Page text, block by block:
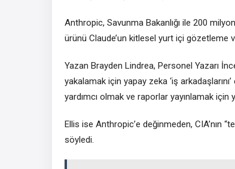
Anthropic, Savunma Bakanlığı ile 200
ürünü Claude’un kitlesel yurt içi gözetleme
Yazan Brayden Lindrea, Personel Yazarı
yakalamak için yapay zeka ‘iş
yardımcı olmak ve raporlar yayınlamak
Ellis ise Anthropic’e değinmeden, CIA’nın
söyledi.